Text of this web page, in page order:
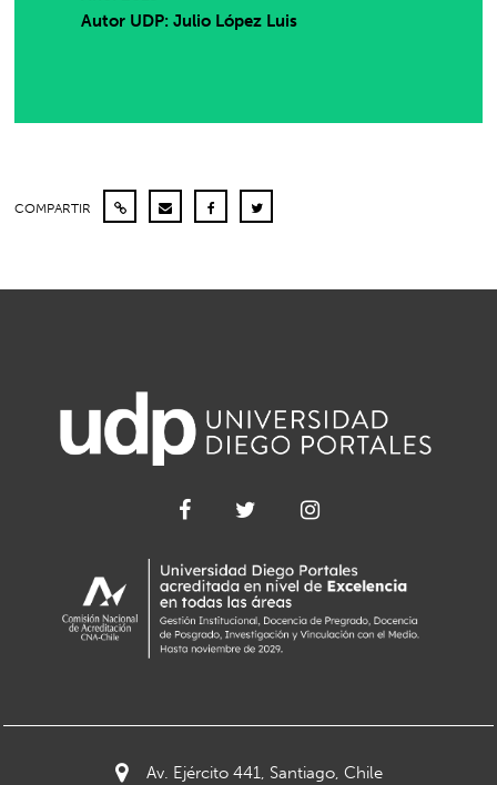
Autor UDP:Julio López Luis
COMPARTIR
Av. Ejército 441, Santiago, Chile